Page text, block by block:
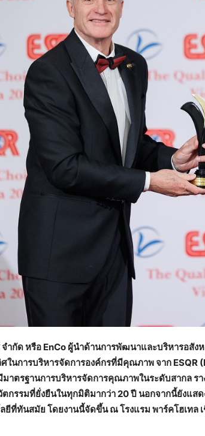
ำกัด หรือ EnCo ผู้นำด้านการพัฒนาและบริหารอสังห
ศในการบริหารจัดการองค์กรที่มีคุณภาพ จาก
าตรฐานการบริหารจัดการคุณภาพในระดับสากล ร
กรรมที่ยั่งยืนในทุกมิติมากว่า 20 ปี นอกจากนี้ยังแ
ที่ทันสมัย โดยงานนี้จัดขึ้น ณ โรงแรม พาร์คโฮเทล เ